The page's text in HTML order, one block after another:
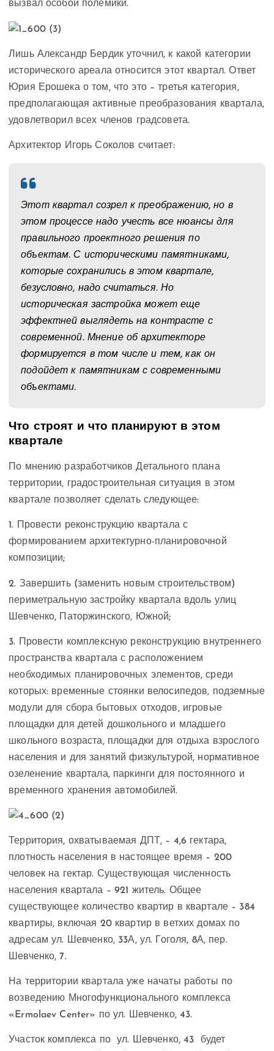
вызвал особой полемики.
Лишь Александр Бердик уточнил, к какой категории
исторического ареала относится этот квартал. Ответ
Юрия Ерошека о том, что это – третья категория,
предполагающая активные преобразования квартала,
удовлетворил всех членов градсовета.
Архитектор Игорь Соколов считает:
Этот квартал созрел к преображению, но в
этом процессе надо учесть все нюансы для
правильного проектного решения по
объектам. С историческими памятниками,
которые сохранились в этом квартале,
безусловно, надо считаться. Но
историческая застройка может еще
эффектней выглядеть на контрасте с
современной. Мнение об архитекторе
формируется в том числе и тем, как он
подойдет к памятникам с современными
объектами.
Что строят и что планируют в этом
квартале
По мнению разработчиков Детального плана
территории, градостроительная ситуация в этом
квартале позволяет сделать следующее:
1. Провести реконструкцию квартала с
формированием архитектурно-планировочной
композиции;
2. Завершить (заменить новым строительством)
периметральную застройку квартала вдоль улиц
Шевченко, Паторжинского, Южной;
3. Провести комплексную реконструкцию внутреннего
пространства квартала с расположением
необходимых планировочных элементов, среди
которых: временные стоянки велосипедов, подземные
модули для сбора бытовых отходов, игровые
площадки для детей дошкольного и младшего
школьного возраста, площадки для отдыха взрослого
населения и для занятий физкультурой, нормативное
озеленение квартала, паркинги для постоянного и
временного хранения автомобилей.
Территория, охватываемая ДПТ, – 4,6 гектара,
плотность населения в настоящее время – 200
человек на гектар. Существующая численность
населения квартала – 921 житель. Общее
существующее количество квартир в квартале – 384
квартиры, включая 20 квартир в ветхих домах по
адресам ул. Шевченко, 33А, ул. Гоголя, 8А, пер.
Шевченко, 7.
На территории квартала уже начаты работы по
возведению Многофункционального комплекса
«Ermolaev Center» по ул. Шевченко, 43.
Участок комплекса по ул. Шевченко, 43 будет